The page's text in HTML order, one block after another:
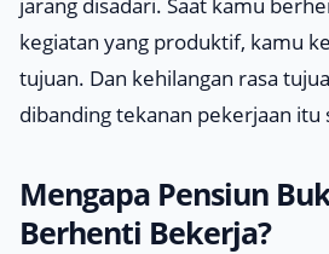
kegiatan yang produktif, kamu
tujuan. Dan kehilangan rasa
dibanding tekanan pekerjaan itu
Mengapa Pensiun
Berhenti Bekerja?